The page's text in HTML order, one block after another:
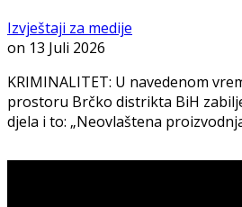
Izvještaji za medije
on 13 Juli 2026
KRIMINALITET: U navedenom
prostoru Brčko distrikta BiH
djela i to: „Neovlaštena